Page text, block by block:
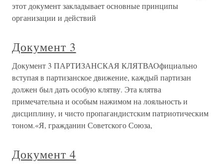
этот документ закладывает основные принципы
организации и действий
Документ 3
Документ 3 ПАРТИЗАНСКАЯ КЛЯТВАОфициально
вступая в партизанское движение, каждый партизан
должен был дать особую клятву. Эта клятва
примечательна и особым нажимом на лояльность и
дисциплину, и чисто пропагандистским патриотическим
тоном.«Я, гражданин Советского Союза,
Документ 4